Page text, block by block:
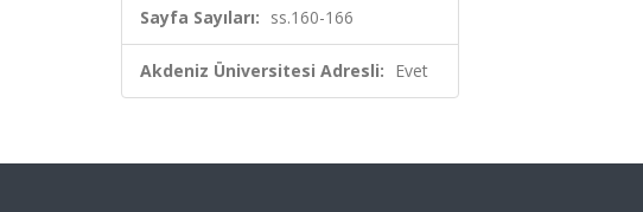
Sayfa Sayıları: ss.160-166
Akdeniz Üniversitesi Adresli: Evet